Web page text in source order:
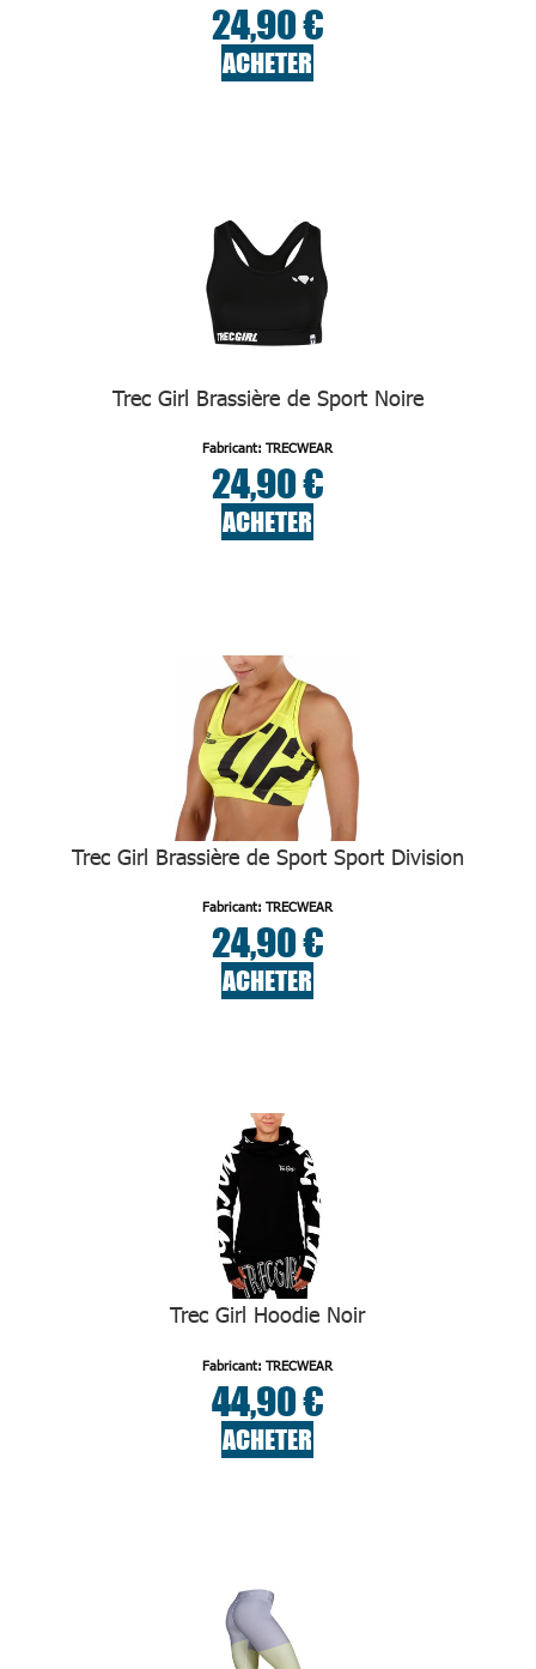
24,90 €
ACHETER
Trec Girl Brassière de Sport Noire
Fabricant: TRECWEAR
24,90 €
ACHETER
Trec Girl Brassière de Sport Sport Division
Fabricant: TRECWEAR
24,90 €
ACHETER
Trec Girl Hoodie Noir
Fabricant: TRECWEAR
44,90 €
ACHETER